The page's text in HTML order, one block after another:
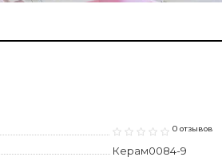
0 отзывов
Керам0084-9